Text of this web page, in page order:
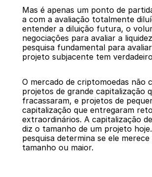
Mas é apenas um ponto de
a com a avaliação totalmente
entender a diluição futura, o
negociações para avaliar a
pesquisa fundamental para
projeto subjacente tem
O mercado de criptomoedas não
projetos de grande capitalização
fracassaram, e projetos de
capitalização que entregaram
extraordinários. A capitalização
diz o tamanho de um projeto
pesquisa determina se ele merece
tamanho ou maior.